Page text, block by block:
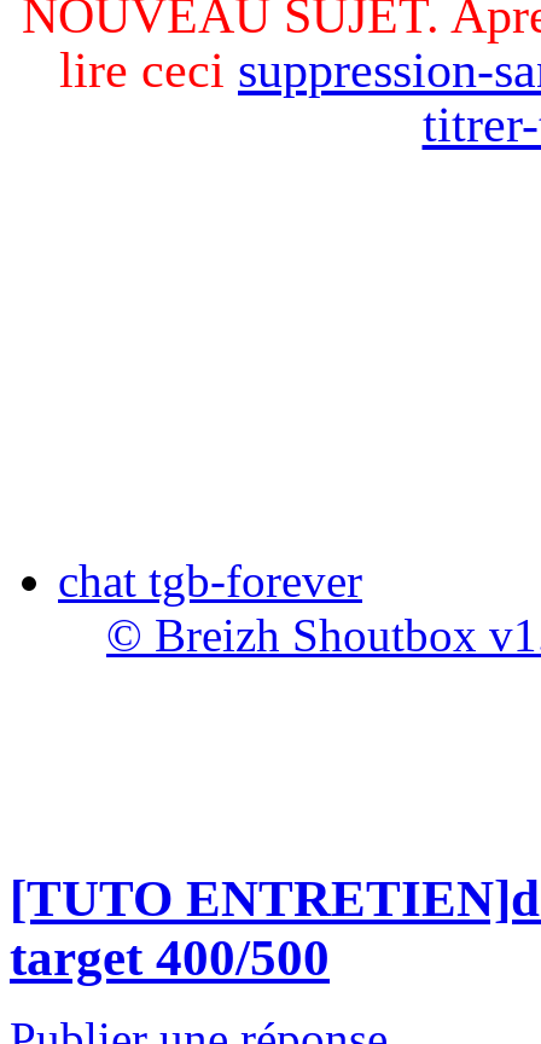
NOUVEAU SUJET.
lire ceci suppression-
chat tgb-forever
© Breizh Shoutbox
[TUTO
target 400/500